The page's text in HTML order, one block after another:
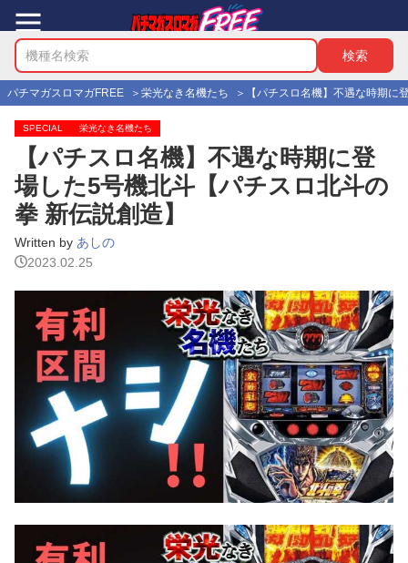
パチマガスロマガFREE 栄光なき名機たち 【パチスロ名機】不遇な時期
SPECIAL 栄光なき名機たち
【パチスロ名機】不遇な時期に登
場した5号機北斗【パチスロ北斗の
拳 新伝説創造】
Written by あしの
2023.02.25